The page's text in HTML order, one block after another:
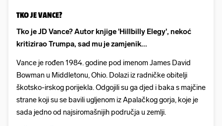
TKO JE VANCE?
Tko je JD Vance? Autor knjige 'Hillbilly Elegy', nekoć
kritizirao Trumpa, sad mu je zamjenik...
Vance je rođen 1984. godine pod imenom James David
Bowman u Middletonu, Ohio. Dolazi iz radničke obitelji
škotsko-irskog porijekla. Odgojili su ga djed i baka s majčine
strane koji su se bavili ugljenom iz Apalačkog gorja, koje je
sada jedno od najsiromašnijih područja u zemlji.